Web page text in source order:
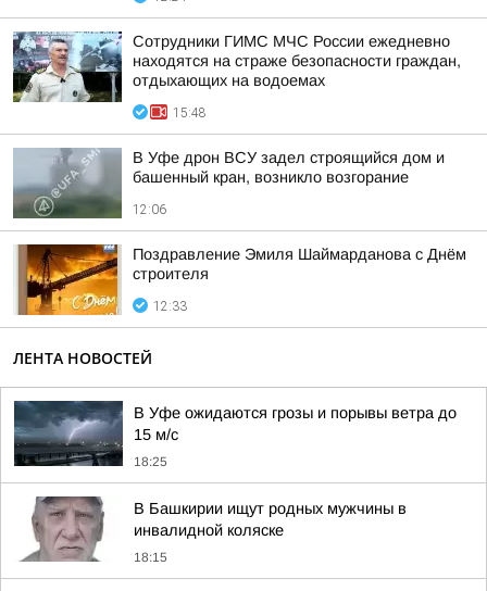
Сотрудники ГИМС МЧС России ежедневно
находятся на страже безопасности граждан,
отдыхающих на водоемах
15:48
В Уфе дрон ВСУ задел строящийся дом и
башенный кран, возникло возгорание
12:06
Поздравление Эмиля Шаймарданова с Днём
строителя
12:33
ЛЕНТА НОВОСТЕЙ
В Уфе ожидаются грозы и порывы ветра до
15 м/с
18:25
В Башкирии ищут родных мужчины в
инвалидной коляске
18:15